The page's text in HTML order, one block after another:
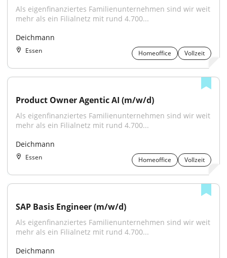
Als eigenfinanziertes Familienunternehmen sind wir weit
mehr als ein Filialnetz mit rund 4.700...
Deichmann
Essen Homeoffice Vollzeit
Product Owner Agentic AI (m/w/d)
Als eigenfinanziertes Familienunternehmen sind wir weit
mehr als ein Filialnetz mit rund 4.700...
Deichmann
Essen Homeoffice Vollzeit
SAP Basis Engineer (m/w/d)
Als eigenfinanziertes Familienunternehmen sind wir weit
mehr als ein Filialnetz mit rund 4.700...
Deichmann